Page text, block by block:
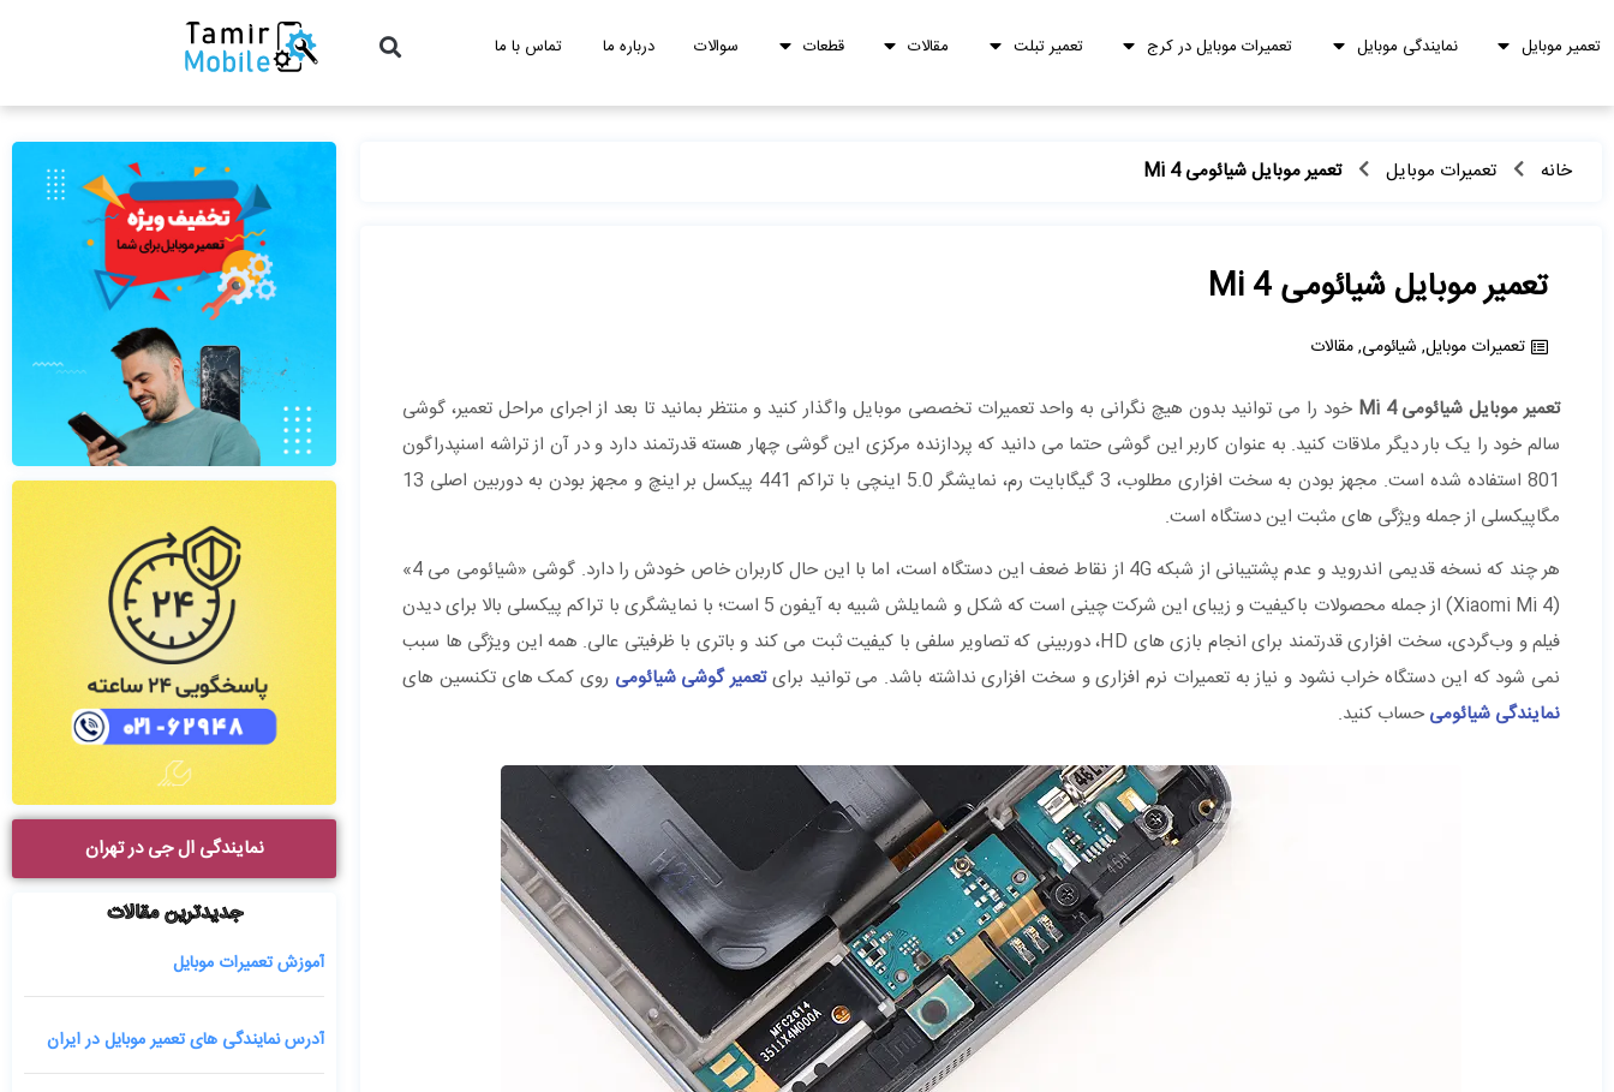
تعمیر موبایل نمایندگی موبایل تعمیرات موبایل در کرج تعمیر تبلت مقالات قطعات سوالات درباره ما تماس با ما
خانه تعمیرات موبایل تعمیر موبایل شیائومی Mi 4
تعمیر موبایل شیائومی Mi 4
تعمیرات موبایل, شیائومی,مقالات
تعمیر موبایل شیائومی Mi 4
خود را می توانید بدون هیچ نگرانی به واحد تعمیرات تخصصی موبایل واگذار کنید و منتظر بمانید تا بعد از اجرای مراحل تعمیر، گوشی
سالم خود را یک بار دیگر ملاقات کنید. به عنوان کاربر این گوشی حتما می دانید که پردازنده‌ مرکزی این گوشی چهار هسته‌ قدرتمند دارد و در آن از تراشه‌ اسنپدراگون
801 استفاده شده است. مجهز بودن به سخت ‌افزاری مطلوب، 3 گیگابایت رم، نمایشگر 5.0 اینچی با تراکم 441 پیکسل بر اینچ و مجهز بودن به دوربین‌ اصلی 13
مگاپیکسلی از جمله ویژگی های مثبت این دستگاه است.
هر چند که نسخه‌ قدیمی اندروید و عدم پشتیبانی از شبکه‌ 4G از نقاط ضعف این دستگاه است، اما با این حال کاربران خاص خودش را دارد. گوشی «شیائومی می 4»
(Xiaomi Mi 4) از جمله محصولات باکیفیت و زیبای این شرکت چینی است که شکل ‌و ‌شمایلش شبیه به آیفون 5 است؛ با نمایشگری با تراکم پیکسلی بالا برای دیدن
فیلم و وب‌گردی، سخت ‌افزاری قدرتمند برای انجام بازی ‌های HD، دوربینی که تصاویر سلفی با کیفیت ثبت می‌ کند و باتری با ظرفیتی عالی. همه این ویژگی ها سبب
نمی شود که این دستگاه خراب نشود و نیاز به تعمیرات نرم افزاری و سخت افزاری نداشته باشد. می توانید برایتعمیر گوشی شیائومی روی کمک های تکنسین های
نمایندگی شیائومی حساب کنید.
نمایندگی ال جی در تهران
جدیدترین مقالات
آموزش تعمیرات موبایل
آدرس نمایندگی های تعمیر موبایل در ایران